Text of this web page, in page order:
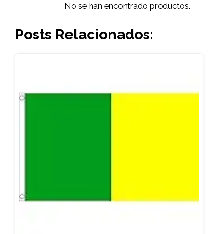
No se han encontrado productos.
Posts Relacionados: